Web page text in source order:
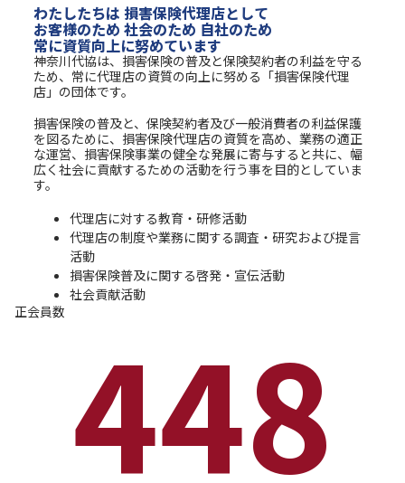
わたしたちは 損害保険代理店として
お客様のため 社会のため 自社のため
常に資質向上に努めています
神奈川代協は、損害保険の普及と保険契約者の利益を守る
ため、常に代理店の資質の向上に努める「損害保険代理
店」の団体です。
損害保険の普及と、保険契約者及び一般消費者の利益保護
を図るために、損害保険代理店の資質を高め、業務の適正
な運営、損害保険事業の健全な発展に寄与すると共に、幅
広く社会に貢献するための活動を行う事を目的としていま
す。
代理店に対する教育・研修活動
代理店の制度や業務に関する調査・研究および提言
活動
損害保険普及に関する啓発・宣伝活動
社会貢献活動
正会員数 448